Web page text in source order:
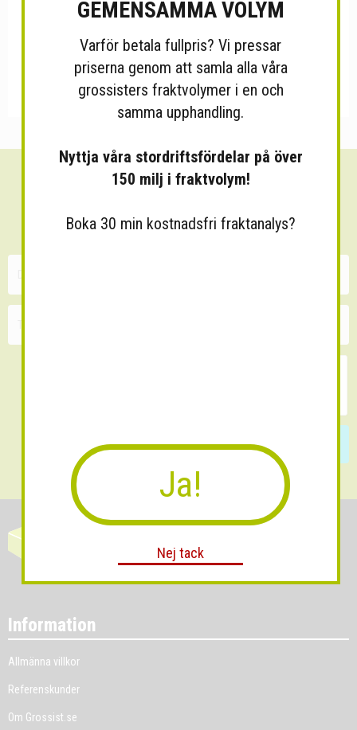
Sänk dina fraktkostnader!
30 minuters kostnadsfri konsultation
Information
Allmänna villkor
Referenskunder
Om Grossist.se
GEMENSAMMA VOLYM
Varför betala fullpris? Vi pressar
priserna genom att samla alla våra
grossisters fraktvolymer i en och
samma upphandling.
Nyttja våra stordriftsfördelar på över
150 milj i fraktvolym!
Boka 30 min kostnadsfri fraktanalys?
Ja!
Nej tack